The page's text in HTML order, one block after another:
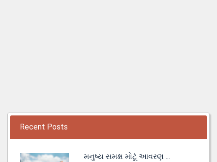
Recent Posts
મનુષ્ય સમક્ષ મોટૂં આવરણ ...